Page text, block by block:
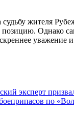
судьбу жителя
Однако
уважение
эксперт
по